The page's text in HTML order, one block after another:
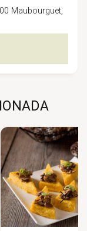
Maubourguet,